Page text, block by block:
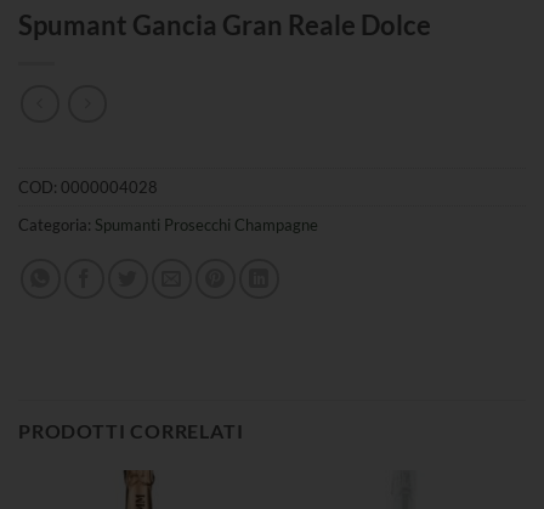
Spumant Gancia Gran Reale Dolce
COD: 0000004028
Categoria: Spumanti Prosecchi Champagne
PRODOTTI CORRELATI